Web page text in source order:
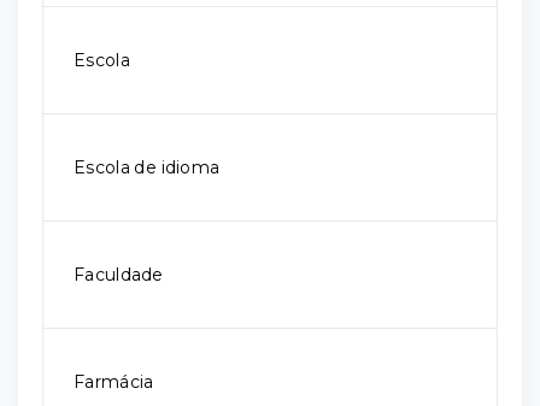
Escola
Escola de idioma
Faculdade
Farmácia